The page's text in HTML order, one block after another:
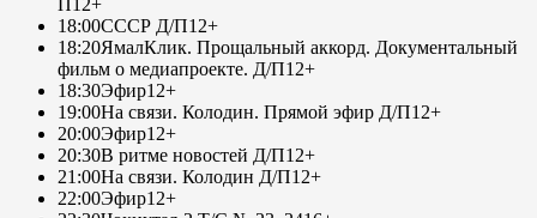
18:00СССР Д/П12+
18:20ЯмалКлик. Прощальный аккорд. Документальный
фильм о медиапроекте. Д/П12+
18:30Эфир12+
19:00На связи. Колодин. Прямой эфир Д/П12+
20:00Эфир12+
20:30В ритме новостей Д/П12+
21:00На связи. Колодин Д/П12+
22:00Эфир12+